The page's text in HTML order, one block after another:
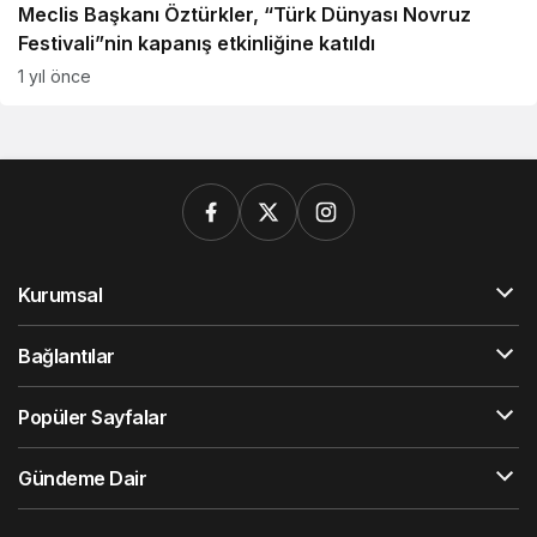
Meclis Başkanı Öztürkler, “Türk Dünyası Novruz
Festivali”nin kapanış etkinliğine katıldı
1 yıl önce
Kurumsal
Bağlantılar
Popüler Sayfalar
Gündeme Dair